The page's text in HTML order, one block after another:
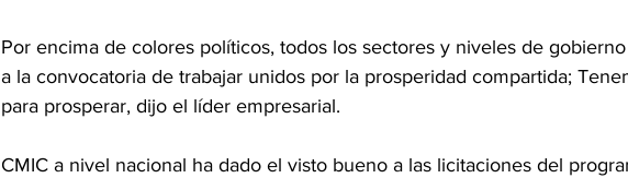
Por encima de colores políticos, todos los sectores y niveles de
a la convocatoria de trabajar unidos por la prosperidad compartida;
para prosperar, dijo el líder empresarial.
CMIC a nivel nacional ha dado el visto bueno a las licitaciones del